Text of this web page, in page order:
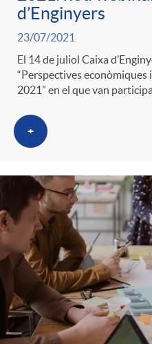
a
s
l
t
r
o
C
a
t
e
i
n
g
u
s
d’Enginyers
23/07/2021
El 14 de juliol Caixa
“Perspectives econòmiques
2021” en el que van
+